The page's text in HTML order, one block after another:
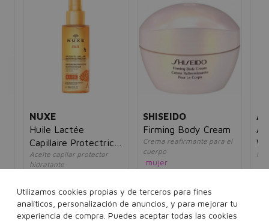
NUXE
Huile Lactée
Capillaire Protectrice
Hydratante
Aceite capilar protector
hidratante
20,00€ 17,95€
100 ml
SHISEIDO
Firming Body Cream
Crema reafirmante para el
cuerpo
mujer
200 ml
Utilizamos cookies propias y de terceros para fines
analíticos, personalización de anuncios, y para mejorar tu
experiencia de compra. Puedes aceptar todas las cookies